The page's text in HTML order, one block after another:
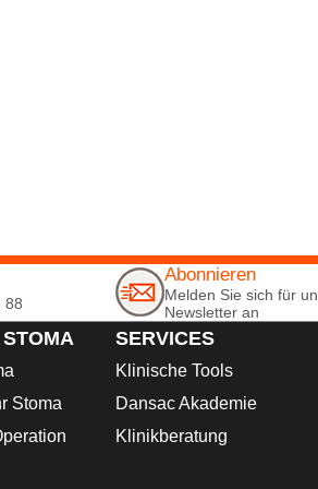
88
Abonnieren
Melden Sie sich für
Newsletter an
Stoma
SERVICES
Klinische Tools
Dansac Akademie
Klinikberatung